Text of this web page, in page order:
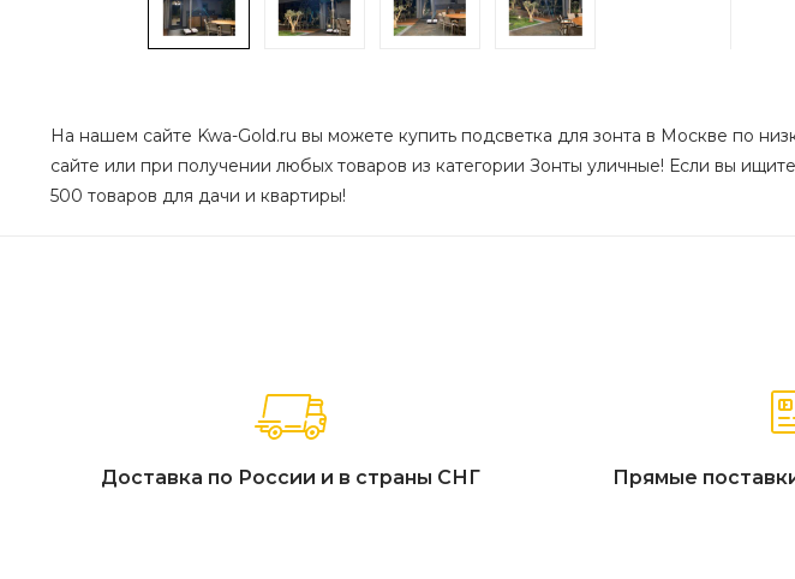
На нашем сайте Kwa-Gold.ru вы можете купить подсветка для зонта в Москве по
сайте или при получении любых товаров из категории Зонты уличные! Если вы
500 товаров для дачи и квартиры!
Доставка по России и в страны СНГ Прямые